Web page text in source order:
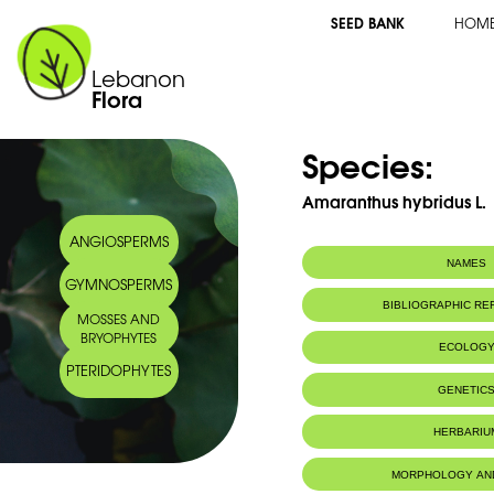
Lebanon
Flora
SEED BANK
ANGIOSPERMS
GYMNOSPERMS
MOSSES AND
BRYOPHYTES
PTERIDOPHYTES
Species:
Amaranthus hybridus L.
NAMES
Common name: Amarante
Arabic name: هجينة,رعاف
BIBLIOGRAPHIC
ECOLOGY
MORPHOLOGY